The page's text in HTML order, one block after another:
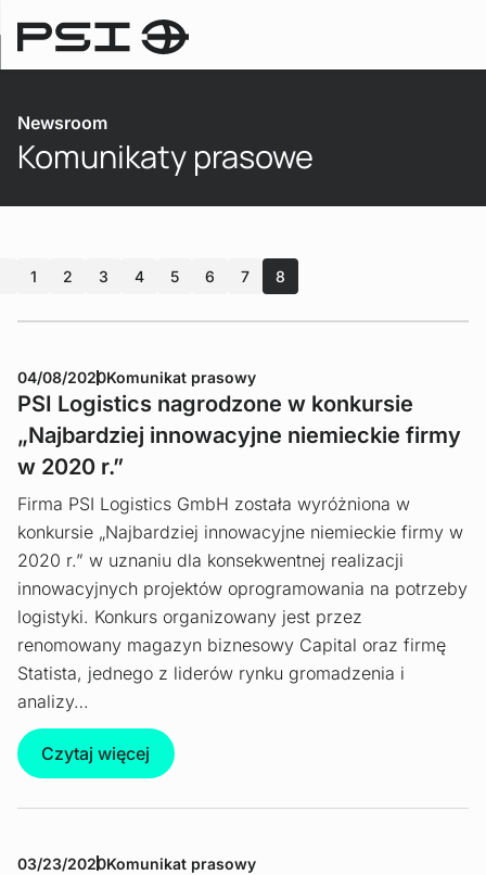
Newsroom
Komunikaty prasowe
1 2 3 4 5 6 7 8
04/08/2020Komunikat prasowy
PSI Logistics nagrodzone w konkursie
„Najbardziej innowacyjne niemieckie firmy
w 2020 r.”
Firma PSI Logistics GmbH została wyróżniona w
konkursie „Najbardziej innowacyjne niemieckie firmy w
2020 r.” w uznaniu dla konsekwentnej realizacji
innowacyjnych projektów oprogramowania na potrzeby
logistyki. Konkurs organizowany jest przez
renomowany magazyn biznesowy Capital oraz firmę
Statista, jednego z liderów rynku gromadzenia i
analizy…
Czytaj więcej
03/23/2020Komunikat prasowy